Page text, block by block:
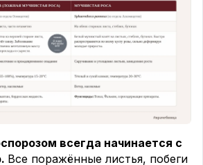
всегда начинается с
Все поражённые листья, побеги